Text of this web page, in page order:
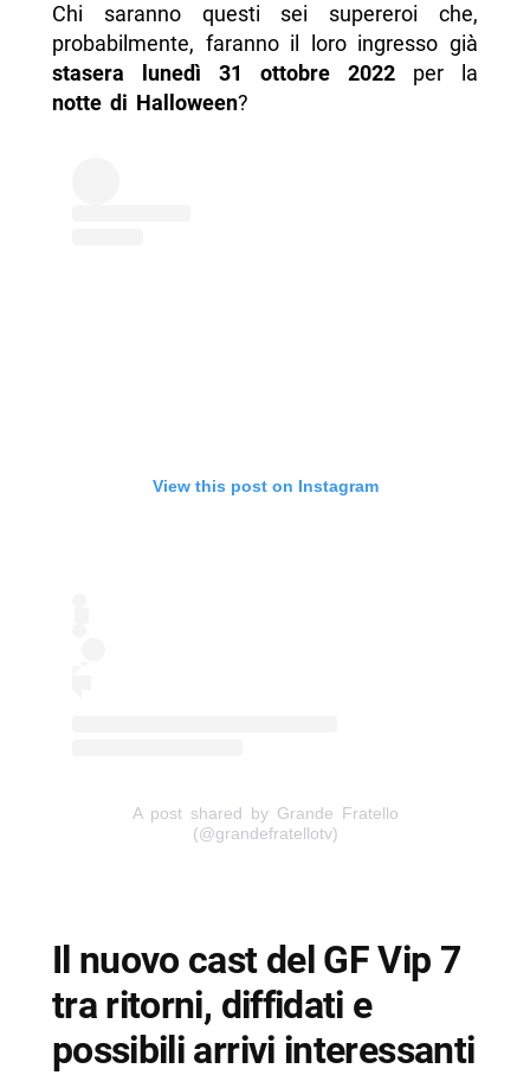
Chi saranno questi sei supereroi che,
probabilmente, faranno il loro ingresso già
stasera lunedì 31 ottobre 2022 per la
notte di Halloween?
View this post on Instagram
A post shared by Grande Fratello
(@grandefratellotv)
Il nuovo cast del GF Vip 7
tra ritorni, diffidati e
possibili arrivi interessanti